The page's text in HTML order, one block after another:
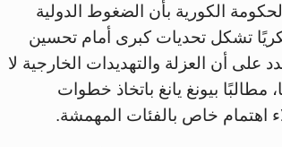
الكورية بأن الضغوط الدولية
تشكل تحديات كبرى أمام تحسين
على أن العزلة والتهديدات الخارجية لا
بيونغ يانغ باتخاذ خطوات
اهتمام خاص بالفئات المهمشة.